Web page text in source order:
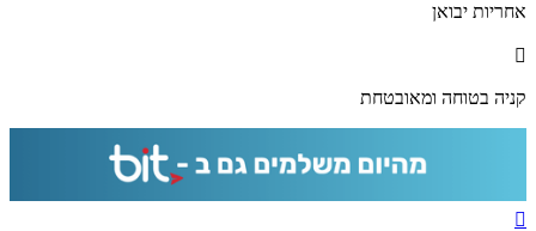
זכוכית
אחריות יבואן
קניה בטוחה ומאובטחת